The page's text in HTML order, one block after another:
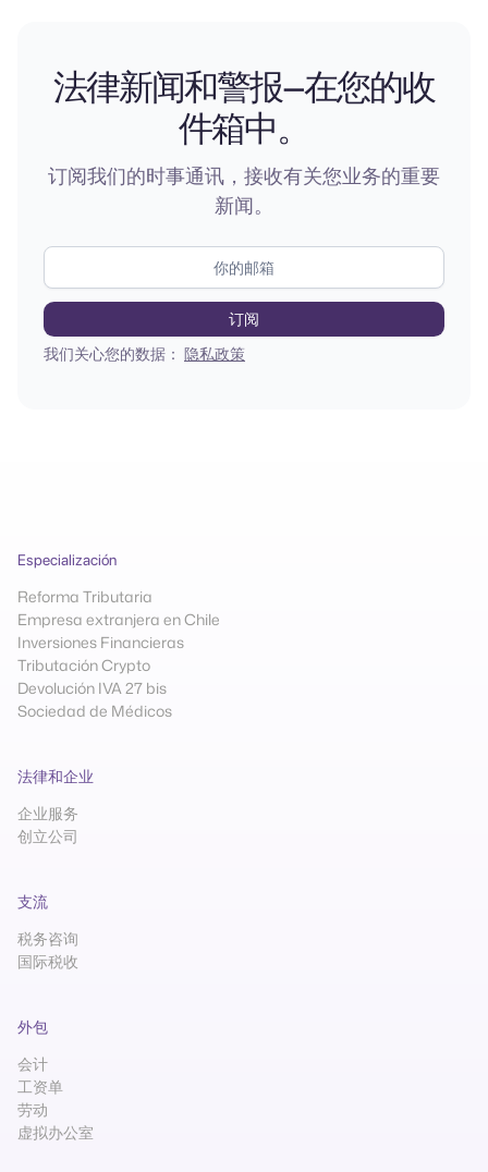
法律新闻和警报—在您的收
件箱中。
订阅我们的时事通讯，接收有关您业务的重要
新闻。
我们关心您的数据： 隐私政策
Especialización
Reforma Tributaria
Empresa extranjera en Chile
Inversiones Financieras
Tributación Crypto
Devolución IVA 27 bis
Sociedad de Médicos
法律和企业
企业服务
创立公司
支流
税务咨询
国际税收
外包
会计
工资单
劳动
虚拟办公室